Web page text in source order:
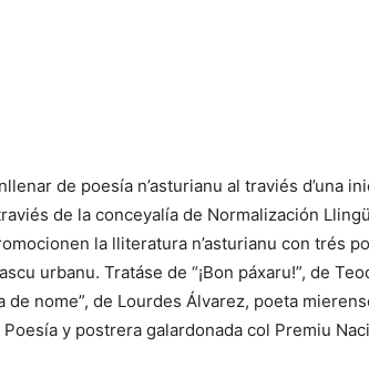
de poesía n’asturianu al traviés d’una
de la conceyalía de Normalización
la lliteratura n’asturianu con trés
urbanu. Tratáse de “¡Bon páxaru!”, de
de nome”, de Lourdes Álvarez, poeta
y postrera galardonada col Premiu